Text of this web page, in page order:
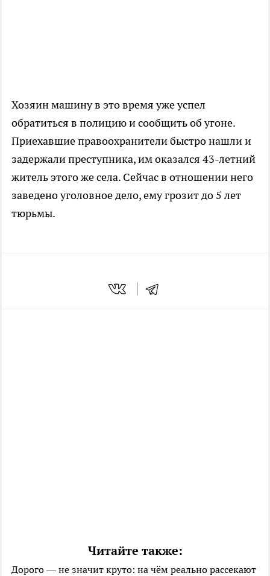
Хозяин машину в это время уже успел
обратиться в полицию и сообщить об угоне.
Приехавшие правоохранители быстро нашли и
задержали преступника, им оказался 43-летний
житель этого же села. Сейчас в отношении него
заведено уголовное дело, ему грозит до 5 лет
тюрьмы.
Читайте также:
Дорого — не значит круто: на чём реально рассекают